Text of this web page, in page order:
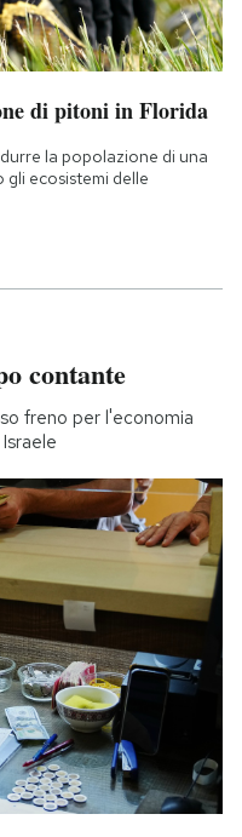
di pitoni in Florida
la popolazione di una
gli ecosistemi delle
contante
freno per l'economia